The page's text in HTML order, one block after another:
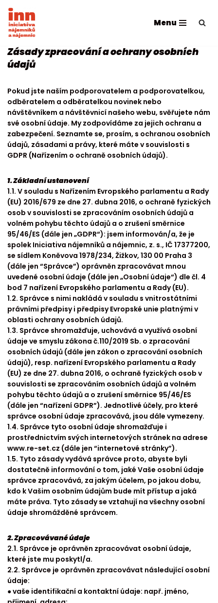
Přeskočit
na
obsah
Menu
Zásady zpracování a ochrany osobních
údajů
Pokud jste naším podporovatelem a podporovatelkou,
odběratelem a odběratelkou novinek nebo
návštěvníkem a návštěvnicí našeho webu, svěřujete nám
své osobní údaje. My zodpovídáme za jejich ochranu a
zabezpečení. Seznamte se, prosím, s ochranou osobních
údajů, zásadami a právy, které máte v souvislosti s
GDPR (Nařízením o ochraně osobních údajů).
1. Základní ustanovení
1.1. V souladu s Nařízením Evropského parlamentu a Rady
(EU) 2016/679 ze dne 27. dubna 2016, o ochraně fyzických
osob v souvislosti se zpracováním osobních údajů a
volném pohybu těchto údajů a o zrušení směrnice
95/46/ES (dále jen „GDPR“): jsem informován/a, že je
spolek Iniciativa nájemníků a nájemnic, z. s., IČ 17377200,
se sídlem Koněvova 1978/234, Žižkov, 130 00 Praha 3
(dále jen “Správce”) oprávněn zpracovávat mnou
uvedené osobní údaje (dále jen „Osobní údaje“) dle čl. 4
bod 7 nařízení Evropského parlamentu a Rady (EU).
1.2. Správce s nimi nakládá v souladu s vnitrostátními
právními předpisy i předpisy Evropské unie platnými v
oblasti ochrany osobních údajů.
1.3. Správce shromažďuje, uchovává a využívá osobní
údaje ve smyslu zákona č.110/2019 Sb. o zpracování
osobních údajů (dále jen zákon o zpracování osobních
údajů), resp. nařízení Evropského parlamentu a Rady
(EU) ze dne 27. dubna 2016, o ochraně fyzických osob v
souvislosti se zpracováním osobních údajů a volném
pohybu těchto údajů a o zrušení směrnice 95/46/ES
(dále jen “nařízení GDPR”). Jednotlivé účely, pro které
správce osobní údaje zpracovává, jsou dále vymezeny.
1.4. Správce tyto osobní údaje shromažďuje i
prostřednictvím svých internetových stránek na adrese
www.re-set.cz (dále jen “internetové stránky”).
1.5. Tyto zásady vydává správce proto, abyste byli
dostatečně informování o tom, jaké Vaše osobní údaje
správce zpracovává, za jakým účelem, po jakou dobu,
kdo k Vašim osobním údajům bude mít přístup a jaká
máte práva. Tyto zásady se vztahují na všechny osobní
údaje shromážděné správcem.
2. Zpracovávané údaje
2.1. Správce je oprávněn zpracovávat osobní údaje,
které jste mu poskytl/a.
2.2. Správce je oprávněn zpracovávat následující osobní
údaje:
● vaše identifikační a kontaktní údaje: např. jméno,